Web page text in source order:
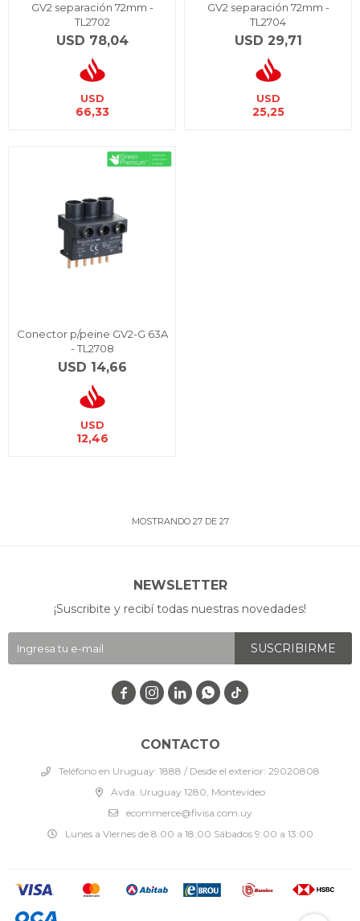
GV2 separación 72mm -
TL2702
USD 78,04
USD
66,33
GV2 separación 72mm -
TL2704
USD 29,71
USD
25,25
Conector p/peine GV2-G 63A
- TL2708
USD 14,66
USD
12,46
MOSTRANDO 27DE 27
CONTACTO
Teléfono en Uruguay: 1888 / Desde el exterior: 29020808
Avda. Uruguay 1280, Montevideo
ecommerce@fivisa.com.uy
Lunes a Viernes de 8:00 a 18:00 Sábados 9:00 a 13:00
NEWSLETTER
¡Suscribite y recibí todas nuestras novedades!
SUSCRIBIRME
   